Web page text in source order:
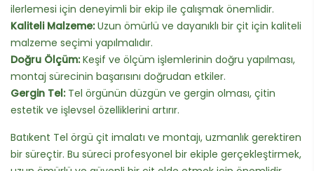
ilerlemesi için deneyimli bir ekip ile çalışmak önemlidir.
Kaliteli Malzeme:Uzun ömürlü ve dayanıklı bir çit için kaliteli
malzeme seçimi yapılmalıdır.
Doğru Ölçüm:Keşif ve ölçüm işlemlerinin doğru yapılması,
montaj sürecinin başarısını doğrudan etkiler.
Gergin Tel:Tel örgünün düzgün ve gergin olması, çitin
estetik ve işlevsel özelliklerini artırır.
Batıkent Tel örgü çit imalatı ve montajı, uzmanlık gerektiren
bir süreçtir. Bu süreci profesyonel bir ekiple gerçekleştirmek,